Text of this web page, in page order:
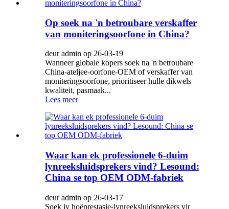
Op soek na 'n betroubare verskaffer
van moniteringsoorfone in China?
deur admin op 26-03-19
Wanneer globale kopers soek na 'n betroubare
China-ateljee-oorfone-OEM of verskaffer van
moniteringsoorfone, prioritiseer hulle dikwels
kwaliteit, pasmaak...
Lees meer
Waar kan ek professionele 6-duim
lynreeksluidsprekers vind? Lesound:
China se top OEM ODM-fabriek
deur admin op 26-03-17
Soek jy hoëprestasie-lynreeksluidsprekers vir